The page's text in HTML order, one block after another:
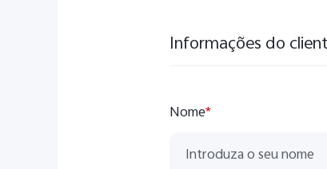
Informações do
Nome*